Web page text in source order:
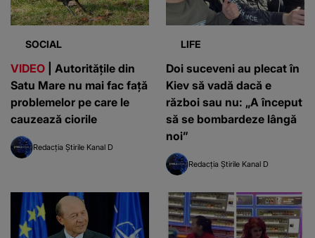
SOCIAL
VIDEO | Autoritățile din
Satu Mare nu mai fac față
problemelor pe care le
cauzează ciorile
Redacția Știrile Kanal D
LIFE
Doi suceveni au plecat în
Kiev să vadă dacă e
război sau nu: „A început
să se bombardeze lângă
noi”
Redacția Știrile Kanal D